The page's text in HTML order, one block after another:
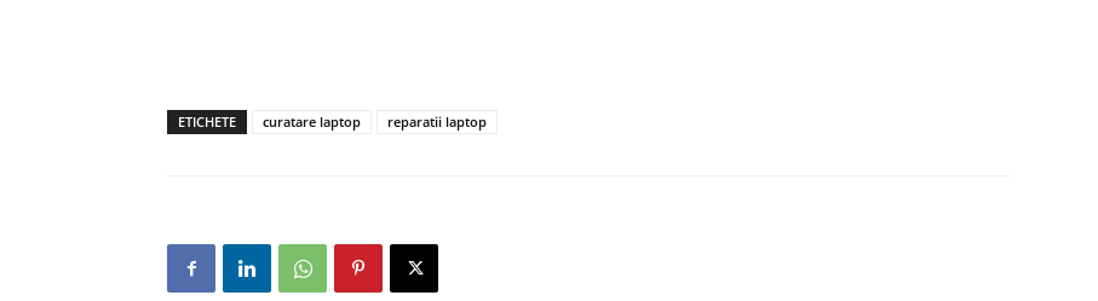
ETICHETE curatare laptop reparatii laptop